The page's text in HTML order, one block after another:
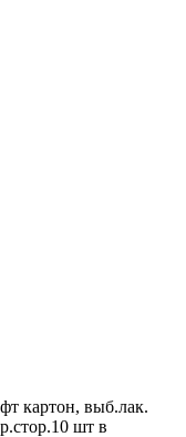
картон, выб.лак.
шт в